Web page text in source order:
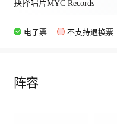
抉择唱片MYC Records
电子票 不支持退换票
阵容